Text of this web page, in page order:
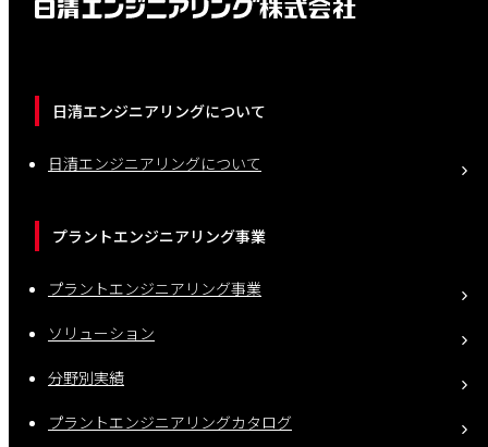
日清エンジニアリングについて
日清エンジニアリングについて
プラントエンジニアリング事業
プラントエンジニアリング事業
ソリューション
分野別実績
プラントエンジニアリングカタログ